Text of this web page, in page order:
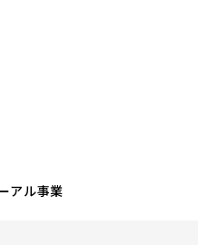
アル事業